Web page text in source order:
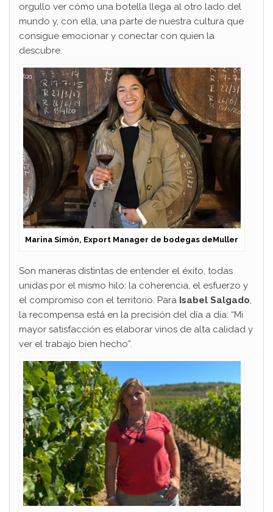
orgullo ver cómo una botella llega al otro lado del
mundo y, con ella, una parte de nuestra cultura que
consigue emocionar y conectar con quien la
descubre.
Marina Simón, Export Manager de bodegas deMuller
Son maneras distintas de entender el éxito, todas
unidas por el mismo hilo: la coherencia, el esfuerzo y
el compromiso con el territorio. Para Isabel Salgado,
la recompensa está en la precisión del día a día: “Mi
mayor satisfacción es elaborar vinos de alta calidad y
ver el trabajo bien hecho”.